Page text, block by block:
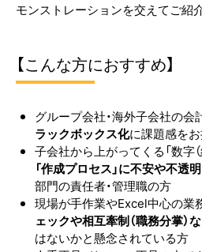
モンストレーションを交えてご紹
【こんな方におすすめ】
グループ会社・海外子会社の
ラックボックス化に課題感を
子会社から上がってくる「数字（
「作成プロセス」に不安や不透
部門の責任者・管理職の方
現場が手作業やExcel中心の業
ェックや相互牽制（職務分掌）
はないかと懸念されている方